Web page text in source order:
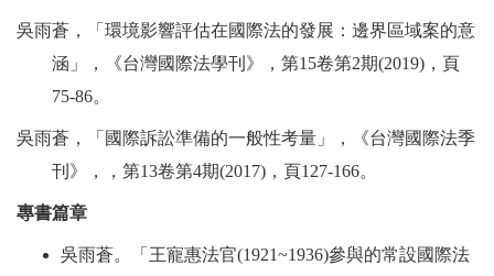
吳雨蒼，「環境影響評估在國際法的發展：邊界區域案的意
涵」，《台灣國際法學刊》，第15卷第2期(2019) ，頁
75-86。
吳雨蒼，「國際訴訟準備的一般性考量」，《台灣國際法季
刊》，，第13卷第4期(2017) ，頁127-166。
專書篇章
吳雨蒼。「王寵惠法官(1921~1936)參與的常設國際法